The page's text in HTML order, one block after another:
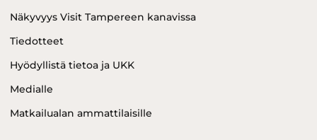
Näkyvyys Visit Tampereen kanavissa
Tiedotteet
Hyödyllistä tietoa ja UKK
Medialle
Matkailualan ammattilaisille